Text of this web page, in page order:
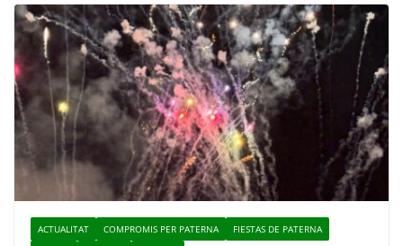
ACTUALITAT COMPROMIS PER PATERNA
FIESTAS DE PATERNA